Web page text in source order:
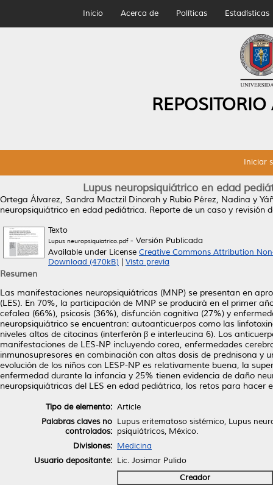
Inicio Acerca de Políticas Estadísticas
Iniciar
Lupus neuropsiquiátrico en edad
Ortega Álvarez, Sandra Mactzil Dinorah y Rubio Pérez, Nadina y
neuropsiquiátrico en edad pediátrica. Reporte de un caso y revisión
Texto
Lupus neuropsiquiatrico.pdf- Versión Publicada
Available under License Creative Commons Attribution
Download (470kB)
Vista previa
Resumen
Las manifestaciones neuropsiquiátricas (MNP) se presentan en
(LES). En 70%, la participación de MNP se producirá en el primer
cefalea (66%), psicosis (36%), disfunción cognitiva (27%) y
neuropsiquiátrico se encuentran: autoanticuerpos como las
niveles altos de citocinas (interferón β e interleucina 6). Los
manifestaciones de LES-NP incluyendo corea, enfermedades
inmunosupresores en combinación con altas dosis de prednisona
evolución de los niños con LESP-NP es relativamente buena, la
enfermedad durante la infancia y 25% tienen evidencia de daño
neuropsiquiátricas del LES en edad pediátrica, los retos para
Tipo de elemento: Article
Palabras claves no
controlados:
Lupus eritematoso sistémico, Lupus
psiquiátricos, México.
Divisiones: Medicina
Usuario depositante: Lic. Josimar Pulido
Creador